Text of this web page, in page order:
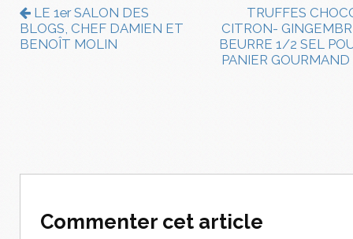
LE 1er SALON DES
BLOGS, CHEF DAMIEN ET
BENOÎT MOLIN
TRUFFES
CITRON-
BEURRE 1/2 SEL
PANIER GOURMAND
Commenter cet article